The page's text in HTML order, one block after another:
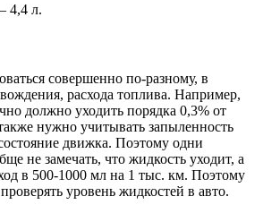
4,4 л.
совершенно по-разному, в
расхода топлива. Например,
должно уходить порядка 0,3% от
нужно учитывать запыленность
движка. Поэтому одни
не замечать, что жидкость уходит, а
в 500-1000 мл на 1 тыс. км. Поэтому
уровень жидкостей в авто.